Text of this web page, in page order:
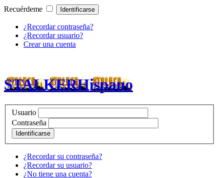
Recuérdeme
¿Recordar contraseña?
¿Recordar usuario?
Crear una cuenta
STALKERHispano
Usuario
Contraseña
Identificarse
¿Recordar su contraseña?
¿Recordar su usuario?
¿No tiene una cuenta?